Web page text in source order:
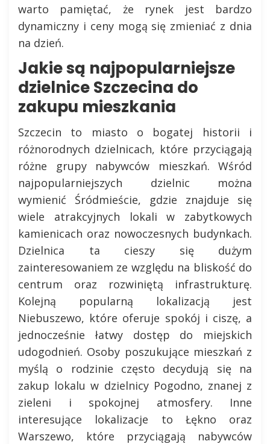
warto pamiętać, że rynek jest bardzo
dynamiczny i ceny mogą się zmieniać z dnia
na dzień.
Jakie są najpopularniejsze
dzielnice Szczecina do
zakupu mieszkania
Szczecin to miasto o bogatej historii i
różnorodnych dzielnicach, które przyciągają
różne grupy nabywców mieszkań. Wśród
najpopularniejszych dzielnic można
wymienić Śródmieście, gdzie znajduje się
wiele atrakcyjnych lokali w zabytkowych
kamienicach oraz nowoczesnych budynkach.
Dzielnica ta cieszy się dużym
zainteresowaniem ze względu na bliskość do
centrum oraz rozwiniętą infrastrukturę.
Kolejną popularną lokalizacją jest
Niebuszewo, które oferuje spokój i ciszę, a
jednocześnie łatwy dostęp do miejskich
udogodnień. Osoby poszukujące mieszkań z
myślą o rodzinie często decydują się na
zakup lokalu w dzielnicy Pogodno, znanej z
zieleni i spokojnej atmosfery. Inne
interesujące lokalizacje to Łękno oraz
Warszewo, które przyciągają nabywców